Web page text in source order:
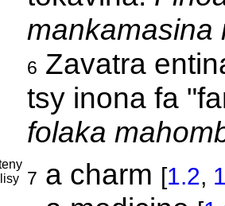
mankamasina
6 Zavatra
tsy inona fa
folaka
7 a charm [1.2,